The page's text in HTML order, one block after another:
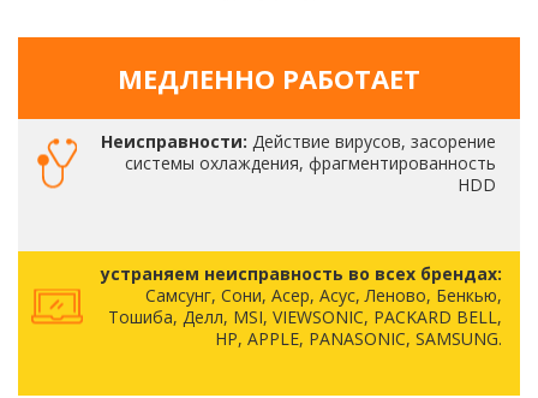
МЕДЛЕННО РАБОТАЕТ
Неисправности: Действие вирусов, засорение
системы охлаждения, фрагментированность
HDD
устраняем неисправность во всех брендах:
Самсунг, Сони, Асер, Асус, Леново, Бенкью,
Тошиба, Делл, MSI, VIEWSONIC, PACKARD BELL,
HP, APPLE, PANASONIC, SAMSUNG.